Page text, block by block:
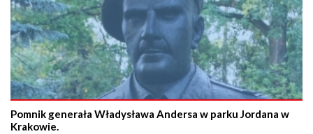
Pomnik generała Władysława Andersa w parku Jordana w
Krakowie.